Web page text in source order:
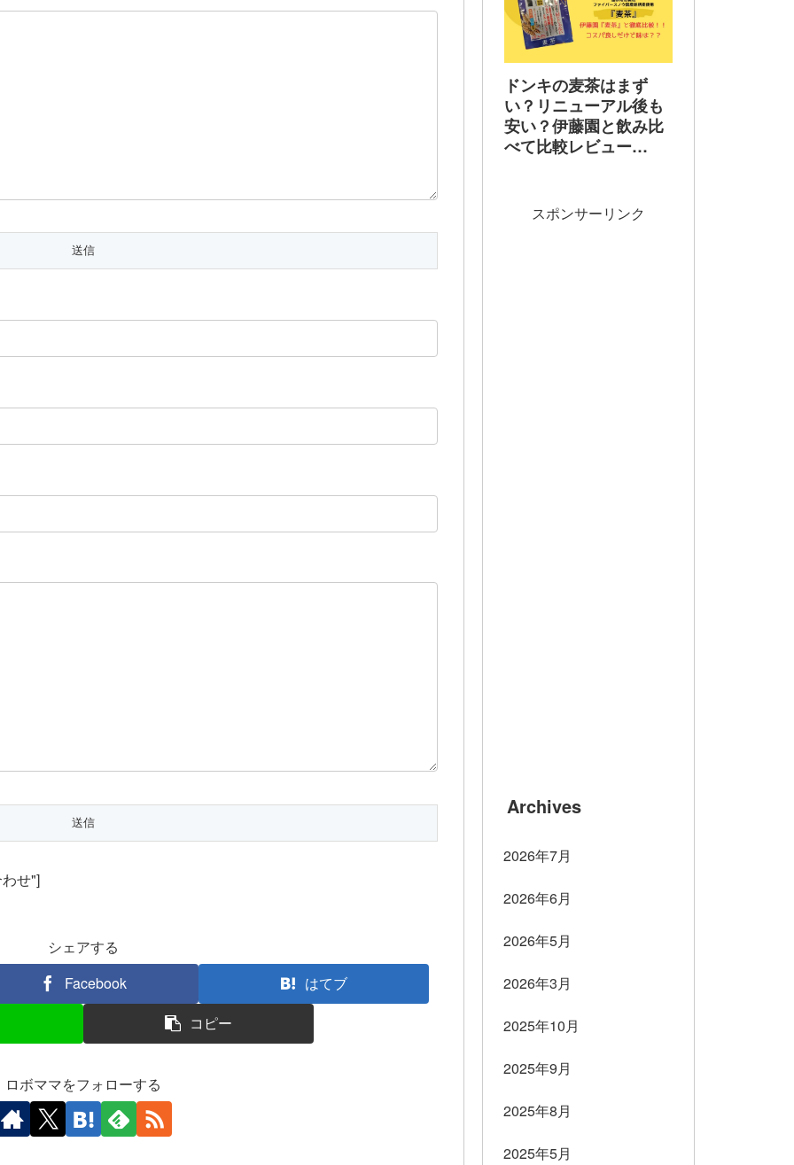
せ"]
シェアする
Facebook
はてブ
コピー
ロボママをフォローする
ドンキの麦茶はまず
い？リニューアル後も
安い？伊藤園と飲み比
べて比較レビュー
スポンサーリンク
Archives
2026年7月
2026年6月
2026年5月
2026年3月
2025年10月
2025年9月
2025年8月
2025年5月